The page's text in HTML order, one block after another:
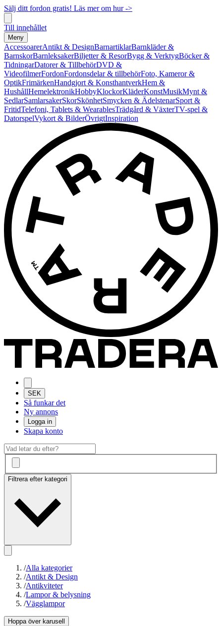
Sälj ditt fordon gratis! Läs mer om hur ->
Till innehållet
Meny
AccessoarerAntikt & DesignBarnartiklarBarnkläder &
BarnskorBarnleksakerBiljetter & ResorBygg & VerktygBöcker &
TidningarDatorer & TillbehörDVD &
VideofilmerFordonFordonsdelar & tillbehörFoto, Kameror &
OptikFrimärkenHandgjort & KonsthantverkHem &
HushållHemelektronikHobbyKlockorKläderKonstMusikMynt &
SedlarSamlarsakerSkorSkönhetSmycken & ÄdelstenarSport &
FritidTelefoni, Tablets & WearablesTrädgård & VäxterTV-spel &
DatorspelVykort & BilderÖvrigtInspiration
SEK
Så funkar det
Ny annons
Logga in
Skapa konto
Filtrera efter kategori
/Alla kategorier
/Antikt & Design
/Antikviteter
/Lampor & belysning
/Vägglampor
Hoppa över karusell